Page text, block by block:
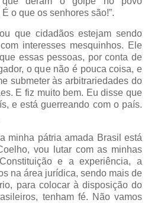
o que os senhores são!”.
que cidadãos estejam sendo
interesses mesquinhos. Ele
essas pessoas, por conta de
o que não é pouca coisa, e
submeter às arbitrariedades do
E fiz muito bem. Eu disse que
e está guerreando com o país.
minha pátria amada Brasil está
vou lutar com as minhas
e a experiência, a
na área jurídica, sendo mais de
para colocar à disposição do
tenham fé. Não vamos